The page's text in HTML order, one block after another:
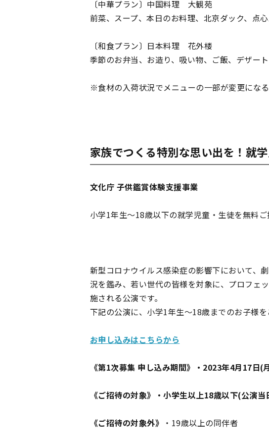
〔中華プラン〕中国料理 大観苑
前菜、スープ、本日のお料理、北京ダック、点
〔和食プラン〕日本料理 花外楼
季節のお弁当、お造り、吸い物、ご飯、デザート
※食材の入荷状況でメニューの一部が変更になる
家族でつくる特別な思い出を！就
文化庁 子供鑑賞体験支援事業
小学1年生〜18歳以下の就学児童・生徒を無料
新型コロナウイルス感染症の影響下において、
況を鑑み、若い世代の皆様を対象に、プロフェ
施される公演です。
下記の公演に、小学1年生〜18歳までのお子様を
お申し込みはこちらから
《第1次募集 申し込み期間》 ・2023年4月17日(
《ご招待の対象》 ・小学生以上18歳以下(公演当
《ご招待の対象外》 ・19歳以上の同伴者